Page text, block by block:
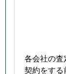
各会社の査
契約をす